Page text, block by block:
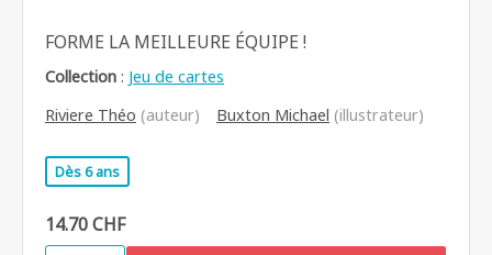
FORME LA MEILLEURE ÉQUIPE !
Collection : Jeu de cartes
Riviere Théo (auteur) Buxton Michael (illustrateur)
Dès 6 ans
14.70 CHF